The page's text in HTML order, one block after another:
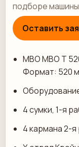
подборе
Оставить
MBO MBO T
Формат: 520
4 сумки, 1-я
4 кармана 2-я